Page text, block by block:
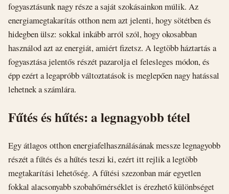
fogyasztásunk nagy része a saját szokásainkon múlik. Az
energiamegtakarítás otthon nem azt jelenti, hogy sötétben és
hidegben ülsz: sokkal inkább arról szól, hogy okosabban
használod azt az energiát, amiért fizetsz. A legtöbb háztartás a
fogyasztása jelentős részét pazarolja el felesleges módon, és
épp ezért a legapróbb változtatások is meglepően nagy hatással
lehetnek a számlára.
Fűtés és hűtés: a legnagyobb tétel
Egy átlagos otthon energiafelhasználásának messze legnagyobb
részét a fűtés és a hűtés teszi ki, ezért itt rejlik a legtöbb
megtakarítási lehetőség. A fűtési szezonban már egyetlen
fokkal alacsonyabb szobahőmérséklet is érezhető különbséget